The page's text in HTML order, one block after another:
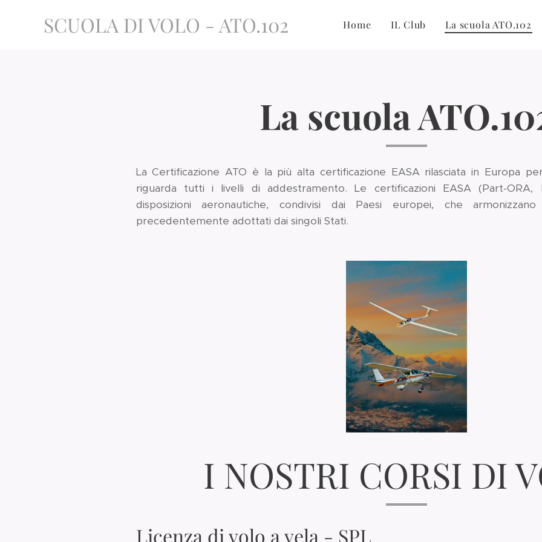
SCUOLA DI VOLO - ATO.102 Home IL Club La scuola ATO.102
La scuola
La Certificazione ATO è la più alta certificazione EASA rilasciata in Europa
riguarda tutti i livelli di addestramento. Le certificazioni EASA (Part-ORA,
disposizioni aeronautiche, condivisi dai Paesi europei, che
precedentemente adottati dai singoli Stati.
I NOSTRI CORSI DI
Licenza di volo a vela - SPL